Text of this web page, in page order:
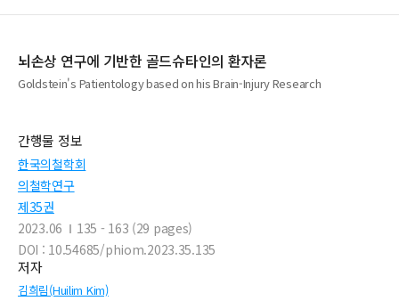
뇌손상 연구에 기반한 골드슈타인의 환자론
Goldstein's Patientology based on his Brain-Injury Research
간행물 정보
한국의철학회
의철학연구
제35권
2023.06
135 - 163 (29 pages)
DOI : 10.54685/phiom.2023.35.135
저자
김희림(Huilim Kim)